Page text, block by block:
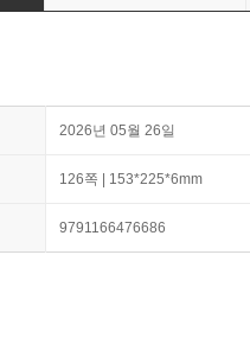
2026년 05월 26일
126쪽 | 153*225*6mm
9791166476686